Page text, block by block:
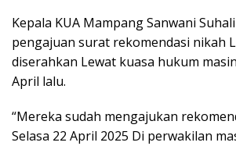
Kepala KUA Mampang Sanwani
pengajuan surat rekomendasi nikah
diserahkan Lewat kuasa hukum
April lalu.
“Mereka sudah mengajukan
Selasa 22 April 2025 Di perwakilan